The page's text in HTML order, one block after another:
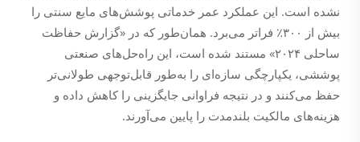
نشده است. این عملکرد عمر خدماتی پوشش‌های مایع سنتی را
بیش از ۳۰۰٪ فراتر می‌برد. همان‌طور که در «گزارش حفاظت
ساحلی ۲۰۲۴» مستند شده است، این راه‌حل‌های صنعتی
پوششی، یکپارچگی سازه‌ای را به‌طور قابل‌توجهی طولانی‌تر
حفظ می‌کنند و در نتیجه فراوانی جایگزینی را کاهش داده و
هزینه‌های مالکیت بلندمدت را پایین می‌آورند.